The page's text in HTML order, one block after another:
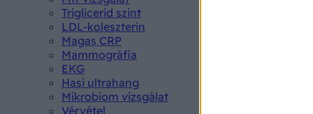
Triglicerid szint
LDL-koleszterin
Magas CRP
Mammográfia
EKG
Hasi ultrahang
Mikrobiom vizsgálat
Vérvétel